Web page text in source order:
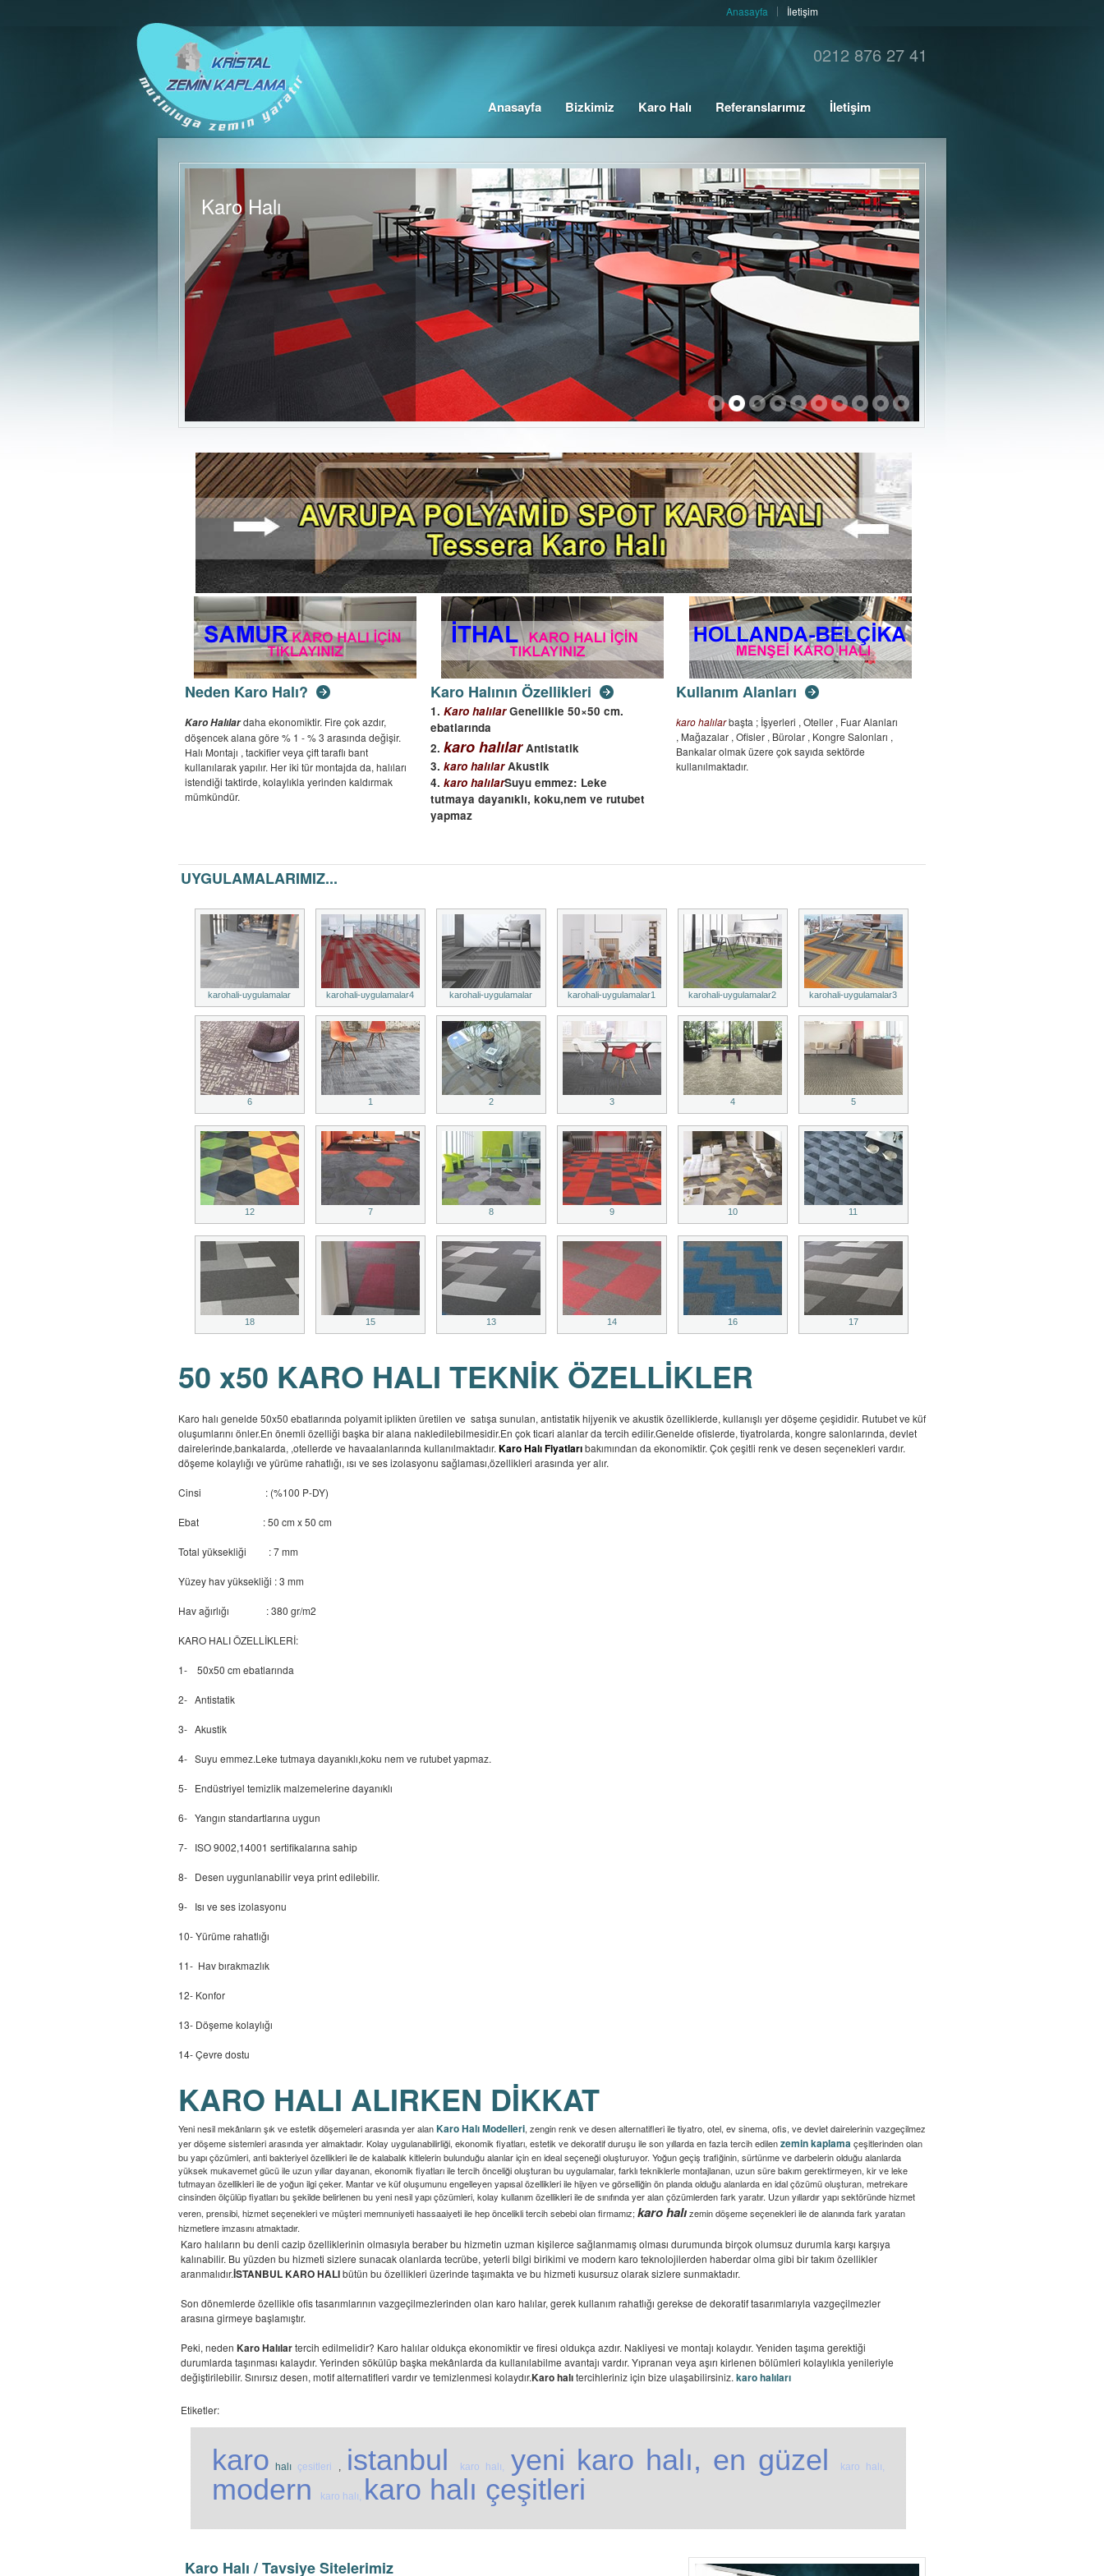
0212 876 27 41
Anasayfa Bizkimiz Karo Halı Referanslarımız İletişim
Anasayfa İletişim
Karo Halı
Neden Karo Halı?
Karo Halılardaha ekonomiktir. Fire çok azdır,
döşencek alana göre % 1 - % 3 arasında değişir.
Halı Montajı , tackifier veya çift taraflı bant
kullanılarak yapılır. Her iki tür montajda da, halıları
istendiği taktirde, kolaylıkla yerinden kaldırmak
mümkündür.
Karo Halının Özellikleri
1. Karo halılarGenellikle 50×50 cm.
ebatlarında
2. karo halılarAntistatik
3. karo halılarAkustik
4. karo halılarSuyu emmez: Leke
tutmaya dayanıklı, koku,nem ve rutubet
yapmaz
Kullanım Alanları
karo halılarbaşta ; İşyerleri , Oteller , Fuar Alanları
, Mağazalar , Ofisler , Bürolar , Kongre Salonları ,
Bankalar olmak üzere çok sayıda sektörde
kullanılmaktadır.
UYGULAMALARIMIZ...
karohali-uygulamalar karohali-uygulamalar4 karohali-uygulamalar karohali-uygulamalar1 karohali-uygulamalar2 karohali-uygulamalar3
6 1 2 3 4 5
12 7 8 9 10 11
18 15 13 14 16 17
50 x50 KARO HALI TEKNİK ÖZELLİKLER
Karo halı genelde 50x50 ebatlarında polyamit iplikten üretilen ve satışa sunulan, antistatik hijyenik ve akustik özelliklerde, kullanışlı yer döşeme çeşididir. Rutubet ve küf
oluşumlarını önler.En önemli özelliği başka bir alana nakledilebilmesidir.En çok ticari alanlar da tercih edilir.Genelde ofislerde, tiyatrolarda, kongre salonlarında, devlet
dairelerinde,bankalarda, ,otellerde ve havaalanlarında kullanılmaktadır. Karo Halı Fiyatlarıbakımından da ekonomiktir. Çok çeşitli renk ve desen seçenekleri vardır.
döşeme kolaylığı ve yürüme rahatlığı, ısı ve ses izolasyonu sağlaması,özellikleri arasında yer alır.
Cinsi : (%100 P-DY)
Ebat : 50 cm x 50 cm
Total yüksekliği : 7 mm
Yüzey hav yüksekliği : 3 mm
Hav ağırlığı : 380 gr/m2
KARO HALI ÖZELLİKLERİ:
1- 50x50 cm ebatlarında
2- Antistatik
3- Akustik
4- Suyu emmez.Leke tutmaya dayanıklı,koku nem ve rutubet yapmaz.
5- Endüstriyel temizlik malzemelerine dayanıklı
6- Yangın standartlarına uygun
7- ISO 9002,14001 sertifikalarına sahip
8- Desen uygunlanabilir veya print edilebilir.
9- Isı ve ses izolasyonu
10- Yürüme rahatlığı
11- Hav bırakmazlık
12- Konfor
13- Döşeme kolaylığı
14- Çevre dostu
KARO HALI ALIRKEN DİKKAT
Yeni nesil mekânların şık ve estetik döşemeleri arasında yer alanKaro Halı Modelleri, zengin renk ve desen alternatifleri ile tiyatro, otel, ev sinema, ofis, ve devlet dairelerinin vazgeçilmez
yer döşeme sistemleri arasında yer almaktadır. Kolay uygulanabilirliği, ekonomik fiyatları, estetik ve dekoratif duruşu ile son yıllarda en fazla tercih edilenzemin kaplamaçeşitlerinden olan
bu yapı çözümleri, anti bakteriyel özellikleri ile de kalabalık kitlelerin bulunduğu alanlar için en ideal seçeneği oluşturuyor. Yoğun geçiş trafiğinin, sürtünme ve darbelerin olduğu alanlarda
yüksek mukavemet gücü ile uzun yıllar dayanan, ekonomik fiyatları ile tercih önceliği oluşturan bu uygulamalar, farklı tekniklerle montajlanan, uzun süre bakım gerektirmeyen, kir ve leke
tutmayan özellikleri ile de yoğun ilgi çeker. Mantar ve küf oluşumunu engelleyen yapısal özellikleri ile hijyen ve görselliğin ön planda olduğu alanlarda en idal çözümü oluşturan, metrekare
cinsinden ölçülüp fiyatları bu şekilde belirlenen bu yeni nesil yapı çözümleri, kolay kullanım özellikleri ile de sınıfında yer alan çözümlerden fark yaratır. Uzun yıllardır yapı sektöründe hizmet
veren, prensibi, hizmet seçenekleri ve müşteri memnuniyeti hassaaiyeti ile hep öncelikli tercih sebebi olan firmamız; karo halızemin döşeme seçenekleri ile de alanında fark yaratan
hizmetlere imzasını atmaktadır.
Karo halıların bu denli cazip özelliklerinin olmasıyla beraber bu hizmetin uzman kişilerce sağlanmamış olması durumunda birçok olumsuz durumla karşı karşıya
kalınabilir. Bu yüzden bu hizmeti sizlere sunacak olanlarda tecrübe, yeterli bilgi birikimi ve modern karo teknolojilerden haberdar olma gibi bir takım özellikler
aranmalıdır.İSTANBUL KARO HALIbütün bu özellikleri üzerinde taşımakta ve bu hizmeti kusursuz olarak sizlere sunmaktadır.
Son dönemlerde özellikle ofis tasarımlarının vazgeçilmezlerinden olan karo halılar, gerek kullanım rahatlığı gerekse de dekoratif tasarımlarıyla vazgeçilmezler
arasına girmeye başlamıştır.
Peki, neden Karo Halılartercih edilmelidir? Karo halılar oldukça ekonomiktir ve firesi oldukça azdır. Nakliyesi ve montajı kolaydır. Yeniden taşıma gerektiği
durumlarda taşınması kalaydır. Yerinden sökülüp başka mekânlarda da kullanılabilme avantajı vardır. Yıpranan veya aşırı kirlenen bölümleri kolaylıkla yenileriyle
değiştirilebilir. Sınırsız desen, motif alternatifleri vardır ve temizlenmesi kolaydır.Karo halıtercihleriniz için bize ulaşabilirsiniz. karo halıları
Etiketler:
karo halı çesitleri , istanbul karo halı, yeni karo halı, en güzel karo halı,
modern karo halı, karo halı çeşitleri
Karo Halı / Tavsiye Sitelerimiz